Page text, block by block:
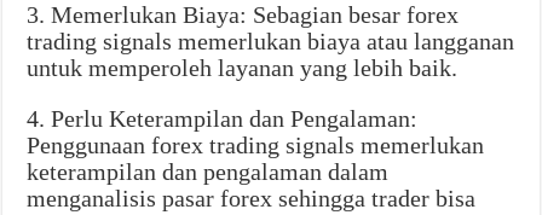
3. Memerlukan Biaya: Sebagian besar forex
trading signals memerlukan biaya atau langganan
untuk memperoleh layanan yang lebih baik.
4. Perlu Keterampilan dan Pengalaman:
Penggunaan forex trading signals memerlukan
keterampilan dan pengalaman dalam
menganalisis pasar forex sehingga trader bisa